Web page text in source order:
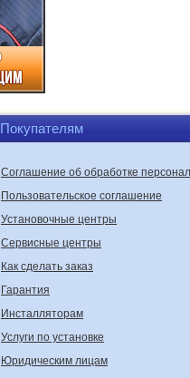
Покупателям
Соглашение об обработке
Пользовательское соглашение
Установочные центры
Сервисные центры
Как сделать заказ
Гарантия
Инсталляторам
Услуги по установке
Юридическим лицам